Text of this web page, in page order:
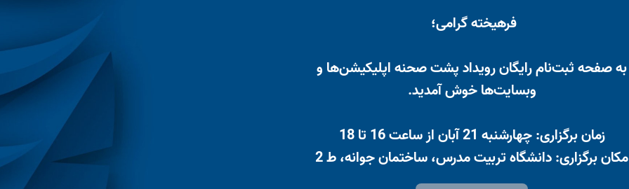
فرهیخته گرامی؛
به صفحه ثبت‌نام رایگان رویداد پشت صحنه اپلیکیشن‌ها و
وبسایت‌ها خوش آمدید.
زمان برگزاری: چهارشنبه 21 آبان از ساعت 16 تا 18
مکان برگزاری: دانشگاه تربیت مدرس، ساختمان جوانه، ط 2